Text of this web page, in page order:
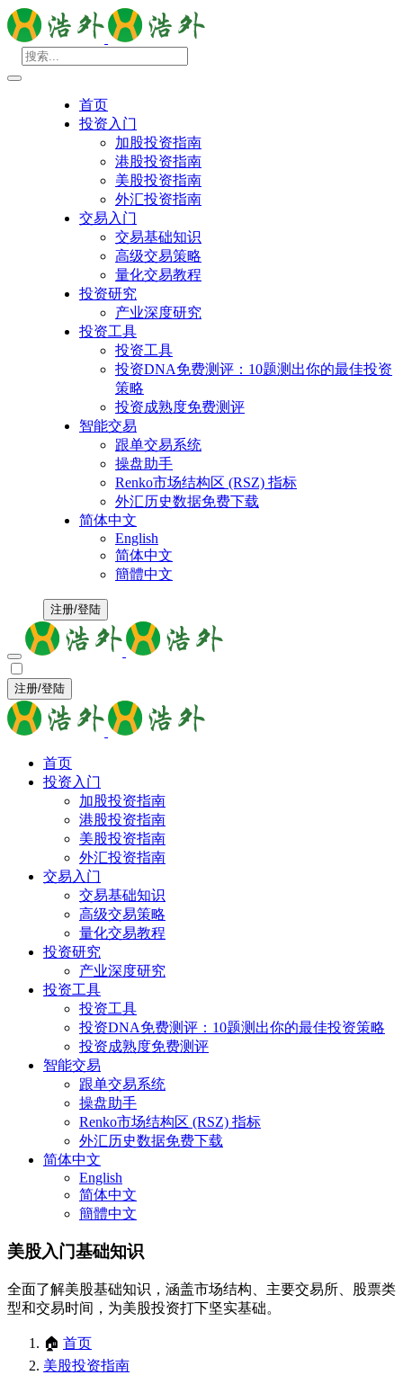
首页
投资入门
加股投资指南
港股投资指南
美股投资指南
外汇投资指南
交易入门
交易基础知识
高级交易策略
量化交易教程
投资研究
产业深度研究
投资工具
投资工具
投资DNA免费测评：10题测出你的最佳投资
策略
投资成熟度免费测评
智能交易
跟单交易系统
操盘助手
Renko市场结构区 (RSZ) 指标
外汇历史数据免费下载
简体中文
English
简体中文
簡體中文
注册/登陆
注册/登陆
首页
投资入门
加股投资指南
港股投资指南
美股投资指南
外汇投资指南
交易入门
交易基础知识
高级交易策略
量化交易教程
投资研究
产业深度研究
投资工具
投资工具
投资DNA免费测评：10题测出你的最佳投资策略
投资成熟度免费测评
智能交易
跟单交易系统
操盘助手
Renko市场结构区 (RSZ) 指标
外汇历史数据免费下载
简体中文
English
简体中文
簡體中文
美股入门基础知识
全面了解美股基础知识，涵盖市场结构、主要交易所、股票类
型和交易时间，为美股投资打下坚实基础。
🏠 首页
美股投资指南